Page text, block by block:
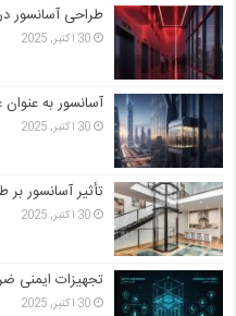
طراحی آسانسور
30 اکتبر, 2025
آسانسور به
30 اکتبر, 2025
تأثیر آسانسور
30 اکتبر, 2025
تجهیزات ایمنی
30 اکتبر, 2025